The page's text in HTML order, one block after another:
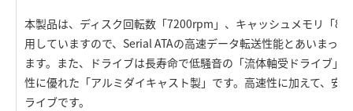
本製品は、ディスク回転数「7200rpm」、キャッシュメモリ「
用していますので、Serial ATAの高速データ転送性能とあいまっ
ます。また、ドライブは長寿命で低騒音の「流体軸受ドライブ」
性に優れた「アルミダイキャスト製」です。高速性に加えて、安
ライブです。